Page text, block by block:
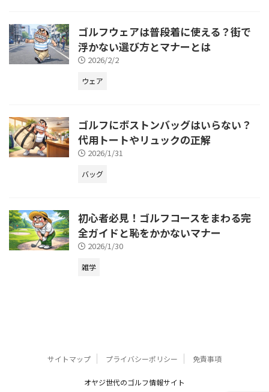
ゴルフウェアは普段着に使える？街で
浮かない選び方とマナーとは
2026/2/2
ウェア
ゴルフにボストンバッグはいらない？
代用トートやリュックの正解
2026/1/31
バッグ
初心者必見！ゴルフコースをまわる完
全ガイドと恥をかかないマナー
2026/1/30
雑学
サイトマップ プライバシーポリシー 免責事項
オヤジ世代のゴルフ情報サイト